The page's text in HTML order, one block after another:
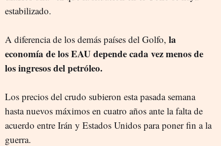
estabilizado.
A diferencia de los demás países del Golfo, la
economía de los EAU depende cada vez menos de
los ingresos del petróleo.
Los precios del crudo subieron esta pasada semana
hasta nuevos máximos en cuatro años ante la falta de
acuerdo entre Irán y Estados Unidos para poner fin a la
guerra.